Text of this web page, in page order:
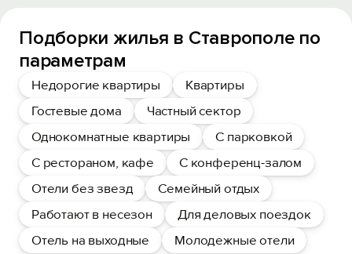
Подборки жилья в Ставрополе по
параметрам
Недорогие квартиры
Квартиры
Гостевые дома
Частный сектор
Однокомнатные квартиры
С парковкой
С рестораном, кафе
С конференц-залом
Отели без звезд
Семейный отдых
Работают в несезон
Для деловых поездок
Отель на выходные
Молодежные отели